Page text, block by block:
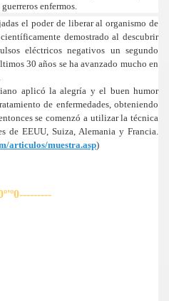
enfermos.
el poder de liberar al organismo de
demostrado al descubrir
eléctricos negativos un segundo
30 años se ha avanzado mucho en
aplicó la alegría y el buen humor
de enfermedades, obteniendo
se comenzó a utilizar la técnica
de EEUU, Suiza, Alemania y Francia.
articulos/muestra.asp)